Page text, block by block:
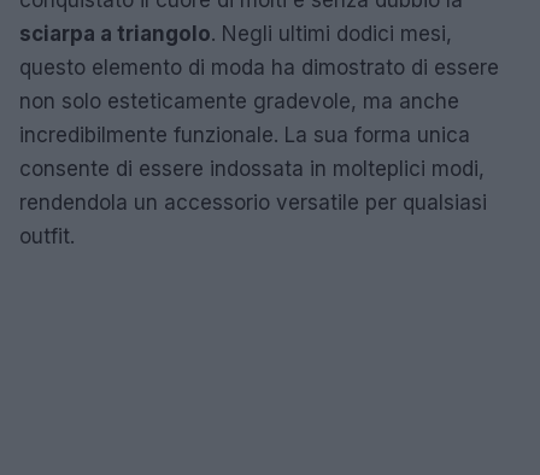
sciarpa a triangolo. Negli ultimi dodici mesi,
questo elemento di moda ha dimostrato di essere
non solo esteticamente gradevole, ma anche
incredibilmente funzionale. La sua forma unica
consente di essere indossata in molteplici modi,
rendendola un accessorio versatile per qualsiasi
outfit.